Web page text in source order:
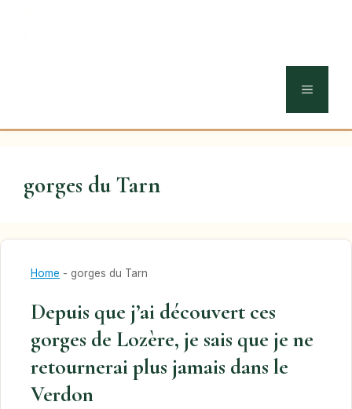
MENU
gorges du Tarn
Home - gorges du Tarn
Depuis que j’ai découvert ces
gorges de Lozère, je sais que je ne
retournerai plus jamais dans le
Verdon